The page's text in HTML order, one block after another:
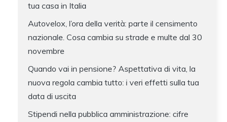
tua casa in Italia
Autovelox, l’ora della verità: parte il censimento
nazionale. Cosa cambia su strade e multe dal 30
novembre
Quando vai in pensione? Aspettativa di vita, la
nuova regola cambia tutto: i veri effetti sulla tua
data di uscita
Stipendi nella pubblica amministrazione: cifre